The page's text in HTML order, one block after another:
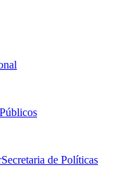
Secretaria de Políticas